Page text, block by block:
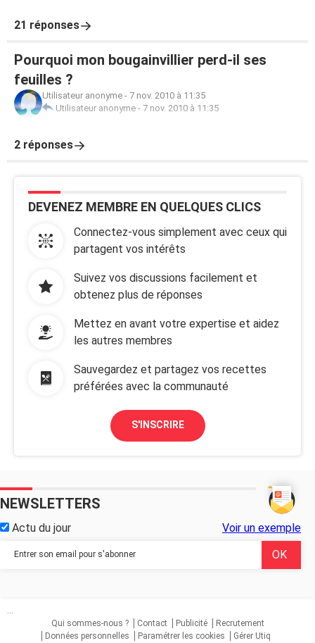
21 réponses
Pourquoi mon bougainvillier perd-il ses
feuilles ?
Utilisateur anonyme - 7 nov. 2010 à 11:35
Utilisateur anonyme - 7 nov. 2010 à 11:35
2 réponses
DEVENEZ MEMBRE EN QUELQUES CLICS
Connectez-vous simplement avec ceux qui
partagent vos intérêts
Suivez vos discussions facilement et
obtenez plus de réponses
Mettez en avant votre expertise et aidez
les autres membres
Sauvegardez et partagez vos recettes
préférées avec la communauté
S'INSCRIRE
NEWSLETTERS
Actu du jour Voir un exemple
...
Qui sommes-nous ?
Contact Publicité
Recrutement
Données personnelles
Paramétrer les cookies Gérer Utiq